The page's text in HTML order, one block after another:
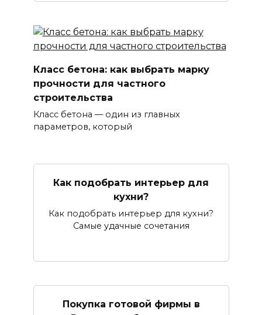
Класс бетона: как выбрать марку
прочности для частного
строительства
Класс бетона — один из главных
параметров, который
Как подобрать интерьер для
кухни?
Как подобрать интерьер для кухни?
Самые удачные сочетания
Покупка готовой фирмы в